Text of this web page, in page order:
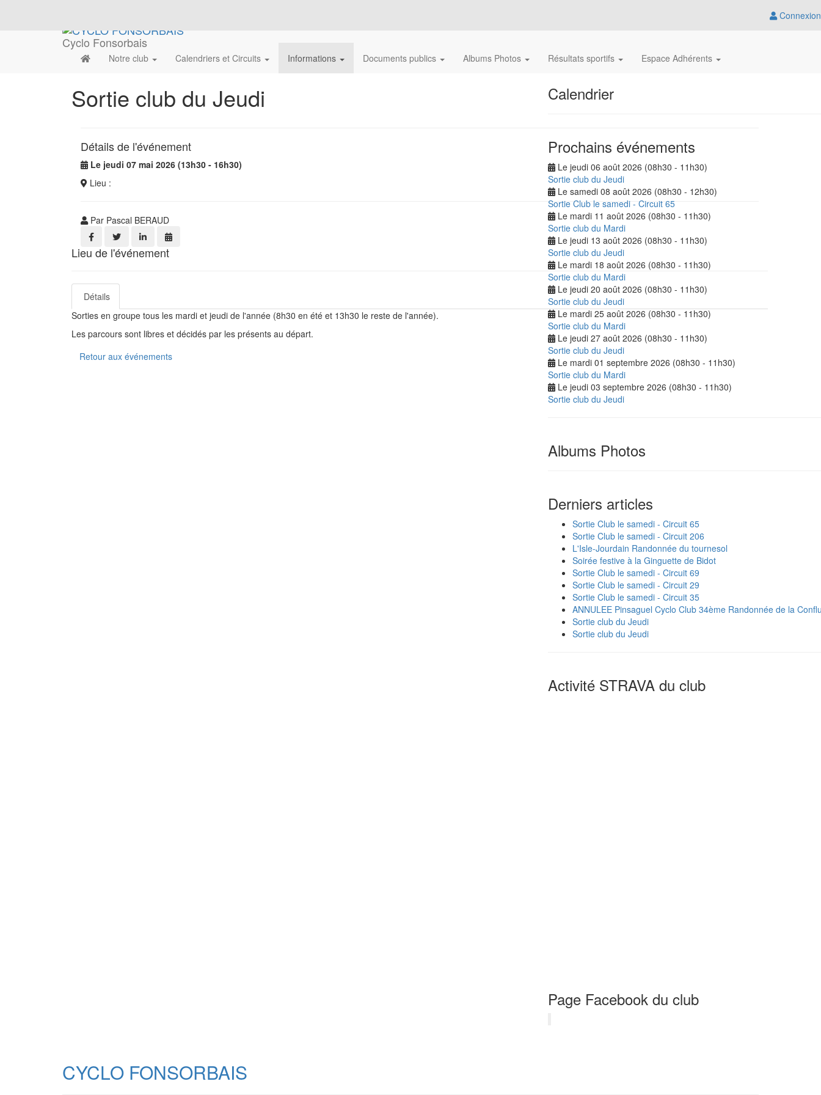
Connexion
Cyclo Fonsorbais
Notre club Calendriers et Circuits Informations Documents publics Albums Photos Résultats sportifs Espace Adhérents
Sortie club du Jeudi
Détails de l'événement
Le jeudi 07 mai 2026 (13h30 - 16h30)
Lieu :
Par Pascal BERAUD
Lieu de l'événement
Détails
Sorties en groupe tous les mardi et jeudi de l'année (8h30 en été et 13h30 le reste de l'année).
Les parcours sont libres et décidés par les présents au départ.
Retour aux événements
Calendrier
Prochains événements
Le jeudi 06 août 2026 (08h30 - 11h30)
Sortie club du Jeudi
Le samedi 08 août 2026 (08h30 - 12h30)
Sortie Club le samedi - Circuit 65
Le mardi 11 août 2026 (08h30 - 11h30)
Sortie club du Mardi
Le jeudi 13 août 2026 (08h30 - 11h30)
Sortie club du Jeudi
Le mardi 18 août 2026 (08h30 - 11h30)
Sortie club du Mardi
Le jeudi 20 août 2026 (08h30 - 11h30)
Sortie club du Jeudi
Le mardi 25 août 2026 (08h30 - 11h30)
Sortie club du Mardi
Le jeudi 27 août 2026 (08h30 - 11h30)
Sortie club du Jeudi
Le mardi 01 septembre 2026 (08h30 - 11h30)
Sortie club du Mardi
Le jeudi 03 septembre 2026 (08h30 - 11h30)
Sortie club du Jeudi
Albums Photos
Derniers articles
Sortie Club le samedi - Circuit 65
Sortie Club le samedi - Circuit 206
L'Isle-Jourdain Randonnée du tournesol
Soirée festive à la Ginguette de Bidot
Sortie Club le samedi - Circuit 69
Sortie Club le samedi - Circuit 29
Sortie Club le samedi - Circuit 35
ANNULEE Pinsaguel Cyclo Club 34ème Randonnée de la
Sortie club du Jeudi
Sortie club du Jeudi
Activité STRAVA du club
Page Facebook du club
CYCLO FONSORBAIS